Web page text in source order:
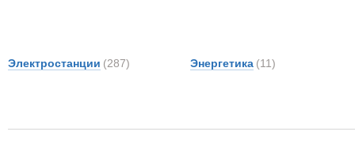
Электростанции (287) Энергетика (11)